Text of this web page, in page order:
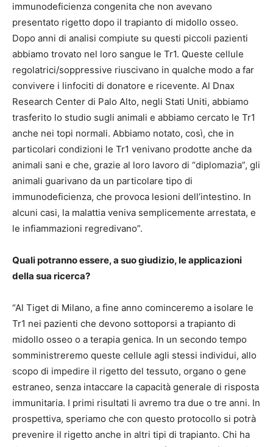
immunodeficienza congenita che non avevano
presentato rigetto dopo il trapianto di midollo osseo.
Dopo anni di analisi compiute su questi piccoli pazienti
abbiamo trovato nel loro sangue le Tr1. Queste cellule
regolatrici/soppressive riuscivano in qualche modo a far
convivere i linfociti di donatore e ricevente. Al Dnax
Research Center di Palo Alto, negli Stati Uniti, abbiamo
trasferito lo studio sugli animali e abbiamo cercato le Tr1
anche nei topi normali. Abbiamo notato, così, che in
particolari condizioni le Tr1 venivano prodotte anche da
animali sani e che, grazie al loro lavoro di “diplomazia”, gli
animali guarivano da un particolare tipo di
immunodeficienza, che provoca lesioni dell’intestino. In
alcuni casi, la malattia veniva semplicemente arrestata, e
le infiammazioni regredivano”.
Quali potranno essere, a suo giudizio, le applicazioni
della sua ricerca?
“Al Tiget di Milano, a fine anno cominceremo a isolare le
Tr1 nei pazienti che devono sottoporsi a trapianto di
midollo osseo o a terapia genica. In un secondo tempo
somministreremo queste cellule agli stessi individui, allo
scopo di impedire il rigetto del tessuto, organo o gene
estraneo, senza intaccare la capacità generale di risposta
immunitaria. I primi risultati li avremo tra due o tre anni. In
prospettiva, speriamo che con questo protocollo si potrà
prevenire il rigetto anche in altri tipi di trapianto. Chi ha